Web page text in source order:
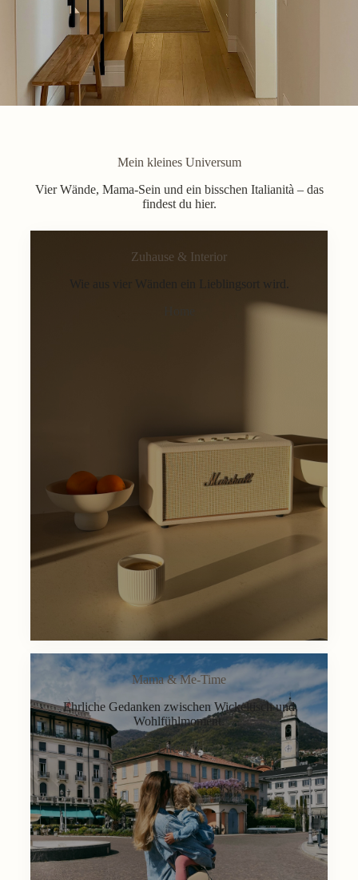
Mein kleines Universum
Vier Wände, Mama-Sein und ein bisschen Italianità – das
findest du hier.
Zuhause & Interior
Wie aus vier Wänden ein Lieblingsort wird.
Mama & Me-Time
Ehrliche Gedanken zwischen Wickeltisch und
Wohlfühlmoment.
Lifestyle